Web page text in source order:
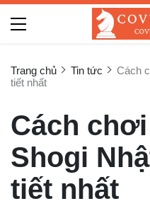
Trang chủ Tin tức
Cách
tiết nhất
Cách
Shogi
tiết nhất